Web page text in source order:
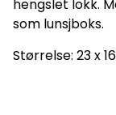
hengslet lokk.
som lunsjboks.
Størrelse: 23 x